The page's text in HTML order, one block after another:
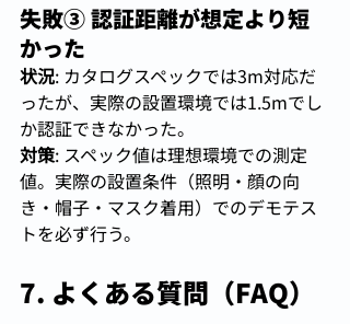
失敗③ 認証距離が想定より短
かった
状況: カタログスペックでは3m対応だ
ったが、実際の設置環境では1.5mでし
か認証できなかった。
対策: スペック値は理想環境での測定
値。実際の設置条件（照明・顔の向
き・帽子・マスク着用）でのデモテス
トを必ず行う。
7. よくある質問（FAQ）